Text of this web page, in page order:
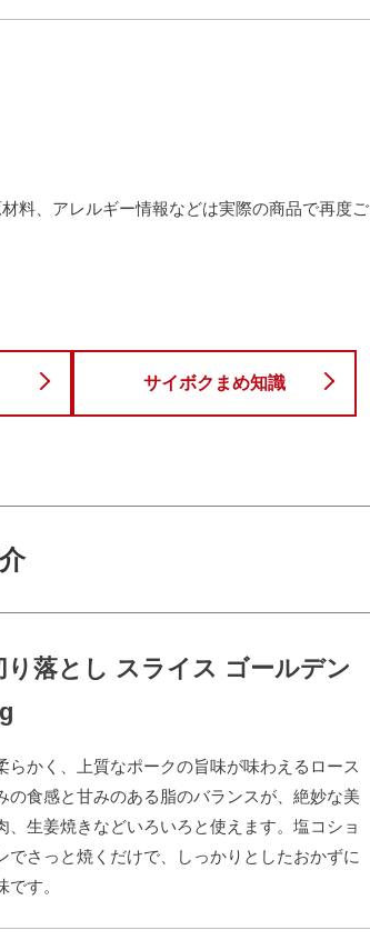
料、アレルギー情報などは実際の商品で再度ご
サイボクまめ知識
り落とし スライス ゴールデン
らかく、上質なポークの旨味が味わえるロース
の食感と甘みのある脂のバランスが、絶妙な美
、生姜焼きなどいろいろと使えます。塩コショ
でさっと焼くだけで、しっかりとしたおかずに
す。